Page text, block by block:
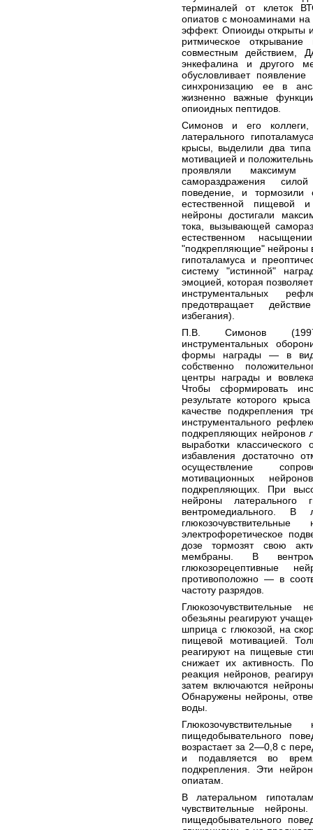
терминалей от клеток
опиатов с моноаминами на
эффект. Опиоиды открыты
ритмическое
совместным действием,
энкефалина и другого
обусловливает
синхронизацию ее в
жизненно важные
опиоидных пептидов.
Симонов и его коллеги,
латерального
крысы, выделили два
мотивацией и
проявляли максимум
самораздражения
поведение, и тормозили
естественной пищевой
нейроны достигали
тока, вызывающей
естественном
"подкрепляющие" нейроны
гипоталамуса и
систему "истинной"
эмоцией, которая
инструментальных
предотвращает
избегания).
П.В. Симонов
инструментальных
формы награды — в
собственно
центры награды и
Чтобы сформировать
результате которого
качестве подкрепления
инструментального
подкрепляющих нейронов
выработки
избавления достаточно
осуществление
мотивационных
подкрепляющих. При
нейроны
вентромедиального. В
электрофоретическое
дозе тормозят свою
мембраны. В
глюкозорецептивные
противоположно — в
частоту разрядов.
Глюкозочувствительные
обезьяны реагируют
шприца с глюкозой, на
пищевой мотивацией.
реагируют на пищевые
снижает их активность.
реакция нейронов,
затем включаются
Обнаружены нейроны,
воды.
пищедобывательного
возрастает за 2—0,8 с
и подавляется во
подкрепления. Эти
опиатам.
В латеральном
чувствительные
пищедобывательного